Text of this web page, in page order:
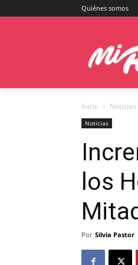
Quiénes somos
Inicio Noticias
Noticias
los
Por Silvia Pastor